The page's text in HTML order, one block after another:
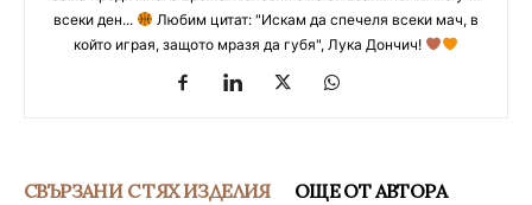
всеки ден...
Любим цитат: "Искам да спечеля всеки мач, в
който играя, защото мразя да губя", Лука Дончич!
СВЪРЗАНИ С ТЯХ ИЗДЕЛИЯ ОЩЕ ОТ АВТОРА